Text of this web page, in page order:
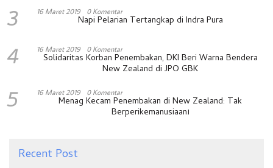
3 16 Maret 2019 0 Komentar
Napi Pelarian Tertangkap di Indra Pura
4 16 Maret 2019 0 Komentar
Solidaritas Korban Penembakan, DKI Beri Warna Bendera
New Zealand di JPO GBK
5 16 Maret 2019 0 Komentar
Menag Kecam Penembakan di New Zealand: Tak
Berperikemanusiaan!
Recent Post